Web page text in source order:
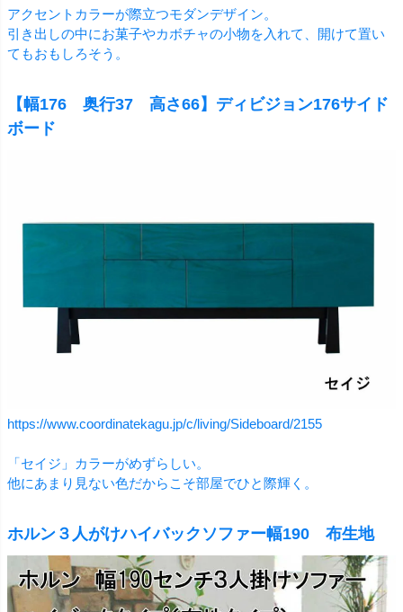
アクセントカラーが際立つモダンデザイン。
引き出しの中にお菓子やカボチャの小物を入れて、開けて置い
てもおもしろそう。
【幅176 奥行37 高さ66】ディビジョン176サイド
ボード
https://www.coordinatekagu.jp/c/living/Sideboard/2155
「セイジ」カラーがめずらしい。
他にあまり見ない色だからこそ部屋でひと際輝く。
ホルン３人がけハイバックソファー幅190 布生地